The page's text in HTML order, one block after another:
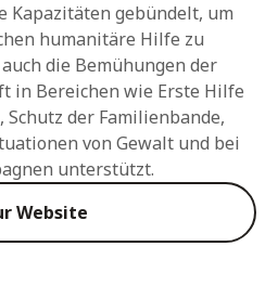
Kapazitäten gebündelt, um
humanitäre Hilfe zu
die Bemühungen der
in Bereichen wie Erste Hilfe
der Familienbande,
von Gewalt und bei
unterstützt.
Website